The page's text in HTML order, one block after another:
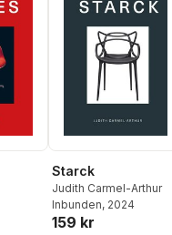
Starck
Judith Carmel-Arthur
Inbunden, 2024
159 kr